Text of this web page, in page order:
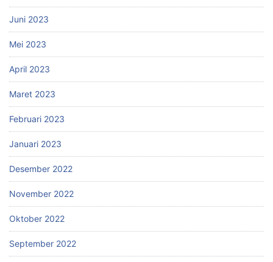
Juni 2023
Mei 2023
April 2023
Maret 2023
Februari 2023
Januari 2023
Desember 2022
November 2022
Oktober 2022
September 2022